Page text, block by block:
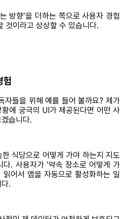
방향’을 더하는 쪽으로 사용자 경험
것이라고 상상할 수 있습니다.
험
자들을 위해 예를 들어 볼까요? 제가
에 궁극의 UI가 제공된다면 어떤 사
습니다.
식당으로 어떻게 가야 하는지 지도
. 사용자가 ‘약속 장소로 어떻게 가
어서 앱을 자동으로 활성화하는 일
.